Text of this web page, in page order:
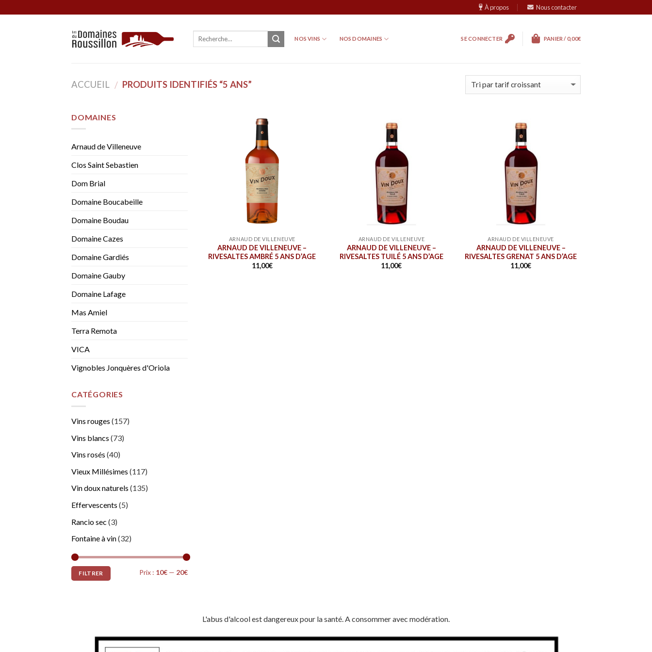
to
À propos Nous contacter
NOS VINS NOS DOMAINES SE CONNECTER PANIER /0,00€
ACCUEIL / PRODUITS IDENTIFIÉS “5 ANS”
DOMAINES
Arnaud de Villeneuve
Clos Saint Sebastien
Dom Brial
Domaine Boucabeille
Domaine Boudau
Domaine Cazes
Domaine Gardiés
Domaine Gauby
Domaine Lafage
Mas Amiel
Terra Remota
VICA
Vignobles Jonquères d'Oriola
CATÉGORIES
Vins rouges (157)
Vins blancs (73)
Vins rosés (40)
Vieux Millésimes (117)
Vin doux naturels (135)
Effervescents (5)
Rancio sec (3)
Fontaine à vin(32)
Prix
min
Prix
maxFILTRER Prix : 10€ — 20€
ARNAUD DE VILLENEUVE
ARNAUD DE VILLENEUVE –
RIVESALTES AMBRÉ 5 ANS D’AGE
11,00€
ARNAUD DE VILLENEUVE
ARNAUD DE VILLENEUVE –
RIVESALTES TUILÉ 5 ANS D’AGE
11,00€
ARNAUD DE VILLENEUVE
ARNAUD DE VILLENEUVE –
RIVESALTES GRENAT 5 ANS D’AGE
11,00€
L'abus d'alcool est dangereux pour la santé. A consommer avec modération.